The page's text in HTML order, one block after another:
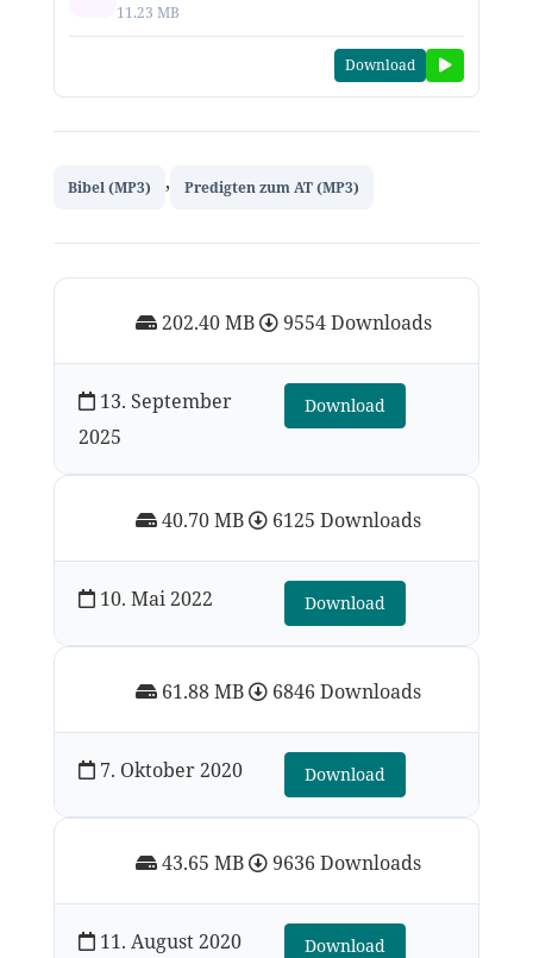
11.23 MB
Download
Bibel (MP3) , Predigten zum AT (MP3)
202.40 MB 9554 Downloads
13. September
2025
Download
40.70 MB 6125 Downloads
10. Mai 2022 Download
61.88 MB 6846 Downloads
7. Oktober 2020 Download
43.65 MB 9636 Downloads
11. August 2020 Download